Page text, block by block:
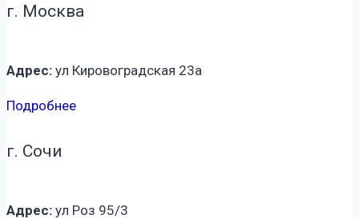
г. Москва
Адрес: ул Кировоградская 23а
Подробнее
г. Сочи
Адрес: ул Роз 95/3